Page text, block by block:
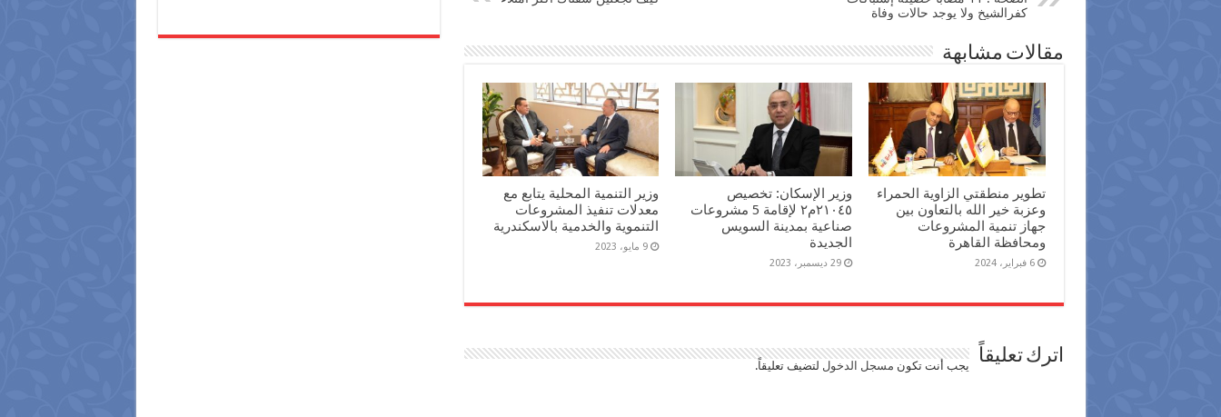
كفرالشيخ ولا يوجد حالات وفاة
مقالات مشابهة
تطوير منطقتي الزاوية الحمراء
وعزبة خير الله بالتعاون بين
جهاز تنمية المشروعات
ومحافظة القاهرة
6 فبراير، 2024
وزير الإسكان: تخصيص
٢١٠٤٥م٢ لإقامة 5 مشروعات
صناعية بمدينة السويس
الجديدة
29 ديسمبر، 2023
وزير التنمية المحلية يتابع مع
معدلات تنفيذ المشروعات
التنموية والخدمية بالاسكندرية
9 مايو، 2023
اترك تعليقاً يجب أنت تكون مسجل الدخول لتضيف تعليقاً.